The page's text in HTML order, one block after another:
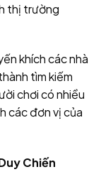
thị trường
khích các nhà
tìm kiếm
chơi có nhiều
các đơn vị của
Chiến